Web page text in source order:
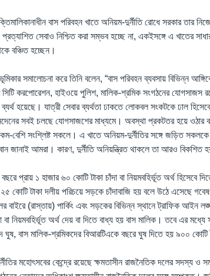
বাস পরিবহন খাতে অনিয়ম-দুর্নীতি রোধে সরকার তার
সেবাও নিশ্চিত করা সম্ভব হচ্ছে না, একইসঙ্গে এ খাতের
বঞ্চিত হচ্ছেন।
সমালোচনা করে তিনি বলেন, “বাস পরিবহন ব্যবসায় বিভিন্ন
করপোরেশন, হাইওয়ে পুলিশ, মালিক-শ্রমিক সংগঠনের যোগসাজস
হয়েছে। যাত্রী সেবার ব্যর্থতা ঢাকতে লোকবল সংকটকে ঢাল
সবই চলছে যোগসাজশের মাধ্যমে। অবস্থা প্রকটতর হয়ে ওঠার
বেশি সংশ্লিষ্ট সকলে। এ খাতে অনিয়ম-দুর্নীতির সঙ্গে জড়িত
জানাই আমরা। কারণ, দুর্নীতি অনিয়ন্ত্রিত থাকলে তা আরও বিকশিত
প্রায় ১ হাজার ৬০ কোটি টাকা চাঁদা বা নিয়মবহির্ভূত অর্থ হিসেবে
কোটি টাকা দলীয় পরিচয়ে সড়কে চাঁদাবাজি হয় বলে উঠে এসেছে
বাইরে (রাস্তায়) পার্কিং এবং সড়কের বিভিন্ন স্থানে ট্রাফিক আইন
বা নিয়মবহির্ভূত অর্থ দেয় বা দিতে বাধ্য হয় বাস মালিক। তবে এর
ঘুষ, বাস মালিক-শ্রমিকদের বিআরটিএকে বছরে ঘুষ দিতে হয় ৯০০ কোটি
মহোৎসবের কেন্দ্রে রয়েছে ক্ষমতাসীন রাজনৈতিক দলের সদস্য ও